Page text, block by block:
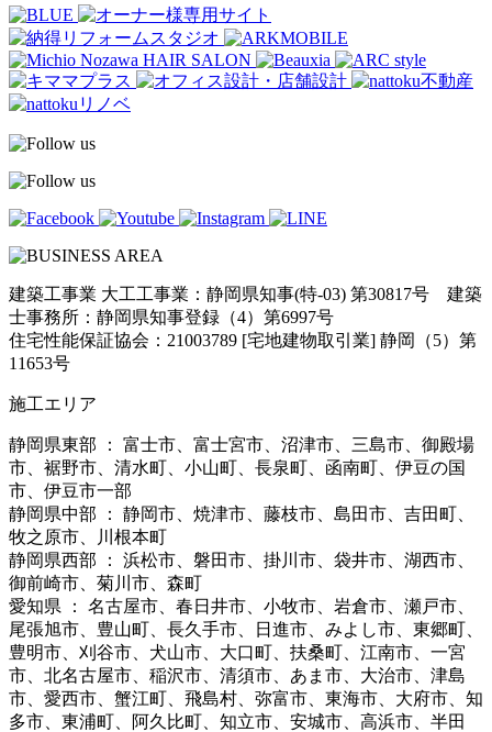
建築工事業 大工工事業：静岡県知事(特-03) 第30817号 建築
士事務所：静岡県知事登録（4）第6997号
住宅性能保証協会：21003789 [宅地建物取引業] 静岡（5）第
11653号
施工エリア
静岡県東部 ： 富士市、富士宮市、沼津市、三島市、御殿場
市、裾野市、清水町、小山町、長泉町、函南町、伊豆の国
市、伊豆市一部
静岡県中部 ： 静岡市、焼津市、藤枝市、島田市、吉田町、
牧之原市、川根本町
静岡県西部 ： 浜松市、磐田市、掛川市、袋井市、湖西市、
御前崎市、菊川市、森町
愛知県 ： 名古屋市、春日井市、小牧市、岩倉市、瀬戸市、
尾張旭市、豊山町、長久手市、日進市、みよし市、東郷町、
豊明市、刈谷市、犬山市、大口町、扶桑町、江南市、一宮
市、北名古屋市、稲沢市、清須市、あま市、大治市、津島
市、愛西市、蟹江町、飛島村、弥富市、東海市、大府市、知
多市、東浦町、阿久比町、知立市、安城市、高浜市、半田